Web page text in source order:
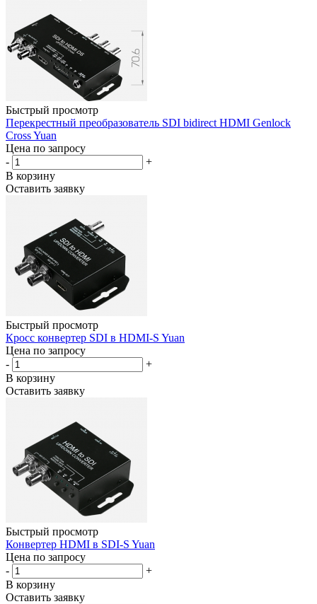
Быстрый просмотр
Перекрестный преобразователь SDI bidirect HDMI Genlock
Cross Yuan
Цена по запросу
-
+
В корзину
Оставить заявку
Быстрый просмотр
Кросс конвертер SDI в HDMI-S Yuan
Цена по запросу
-
+
В корзину
Оставить заявку
Быстрый просмотр
Конвертер HDMI в SDI-S Yuan
Цена по запросу
-
+
В корзину
Оставить заявку